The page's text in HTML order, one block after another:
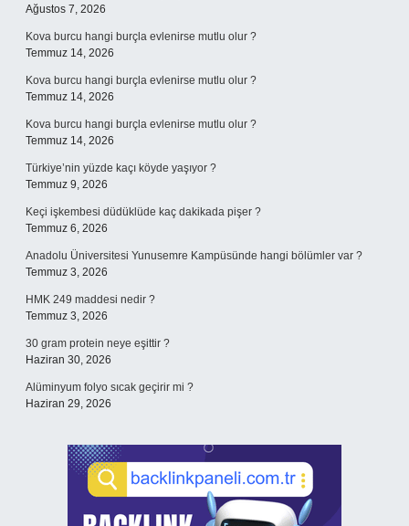
Ağustos 7, 2026
Kova burcu hangi burçla evlenirse mutlu olur ?
Temmuz 14, 2026
Kova burcu hangi burçla evlenirse mutlu olur ?
Temmuz 14, 2026
Kova burcu hangi burçla evlenirse mutlu olur ?
Temmuz 14, 2026
Türkiye’nin yüzde kaçı köyde yaşıyor ?
Temmuz 9, 2026
Keçi işkembesi düdüklüde kaç dakikada pişer ?
Temmuz 6, 2026
Anadolu Üniversitesi Yunusemre Kampüsünde hangi bölümler var ?
Temmuz 3, 2026
HMK 249 maddesi nedir ?
Temmuz 3, 2026
30 gram protein neye eşittir ?
Haziran 30, 2026
Alüminyum folyo sıcak geçirir mi ?
Haziran 29, 2026